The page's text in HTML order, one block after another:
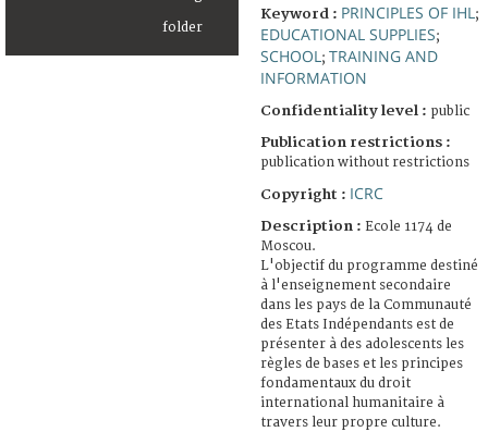
Keyword : PRINCIPLES OF IHL ;
EDUCATIONAL SUPPLIES;
SCHOOL ; TRAINING AND
INFORMATION
Confidentiality level : public
Publication restrictions :
publication without restrictions
Copyright : ICRC
Description : Ecole 1174 de
Moscou.
L'objectif du programme destiné
à l'enseignement secondaire
dans les pays de la Communauté
des Etats Indépendants est de
présenter à des adolescents les
règles de bases et les principes
fondamentaux du droit
international humanitaire à
travers leur propre culture.